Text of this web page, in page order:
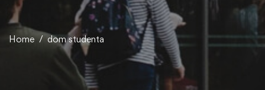
Home dom studenta